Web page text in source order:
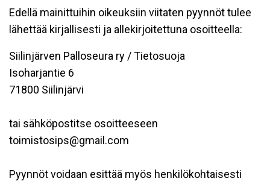
Edellä mainittuihin oikeuksiin viitaten pyynnöt tulee
lähettää kirjallisesti ja allekirjoitettuna osoitteella:
Siilinjärven Palloseura ry / Tietosuoja
Isoharjantie 6
71800 Siilinjärvi
tai sähköpostitse osoitteeseen
toimistosips@gmail.com
Pyynnöt voidaan esittää myös henkilökohtaisesti